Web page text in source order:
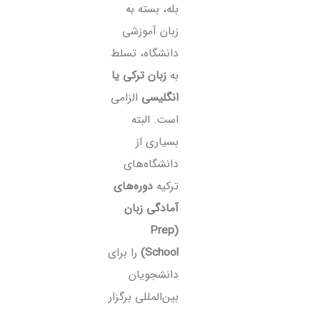
بله، بسته به
زبان آموزشی
دانشگاه، تسلط
به زبان ترکی یا
انگلیسی الزامی
است. البته
بسیاری از
دانشگاه‌های
ترکیه دوره‌های
آمادگی زبان
(Prep
School) را برای
دانشجویان
بین‌المللی برگزار